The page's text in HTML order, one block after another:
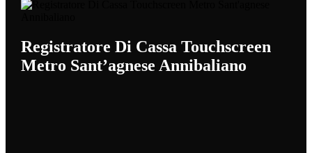
Registratore Di Cassa Touchscreen
Metro Sant’agnese Annibaliano